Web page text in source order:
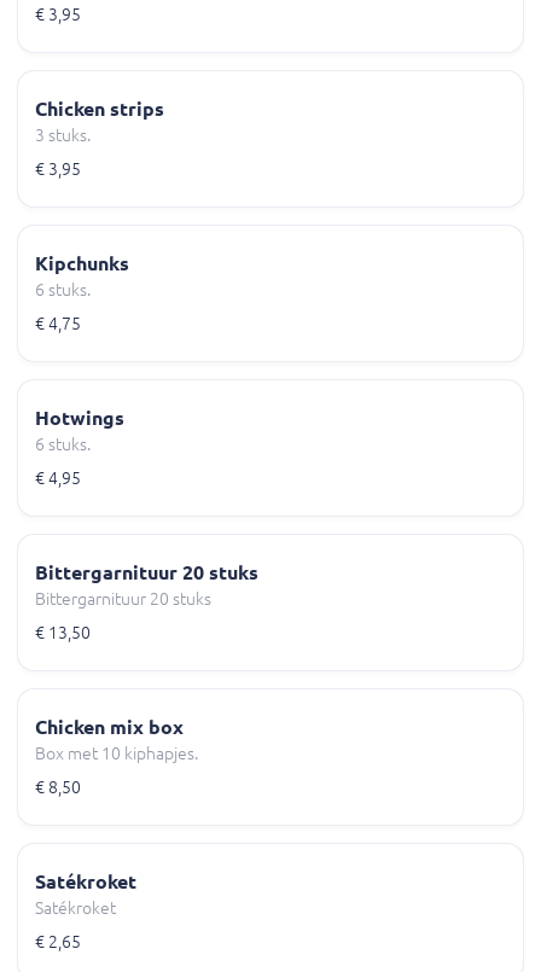
€ 3,95
Chicken strips
3 stuks.
€ 3,95
Kipchunks
6 stuks.
€ 4,75
Hotwings
6 stuks.
€ 4,95
Bittergarnituur 20 stuks
Bittergarnituur 20 stuks
€ 13,50
Chicken mix box
Box met 10 kiphapjes.
€ 8,50
Satékroket
Satékroket
€ 2,65